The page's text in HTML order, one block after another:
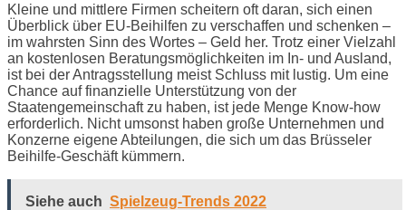
Kleine und mittlere Firmen scheitern oft daran, sich einen
Überblick über EU-Beihilfen zu verschaffen und schenken –
im wahrsten Sinn des Wortes – Geld her. Trotz einer Vielzahl
an kostenlosen Beratungsmöglichkeiten im In- und Ausland,
ist bei der Antragsstellung meist Schluss mit lustig. Um eine
Chance auf finanzielle Unterstützung von der
Staatengemeinschaft zu haben, ist jede Menge Know-how
erforderlich. Nicht umsonst haben große Unternehmen und
Konzerne eigene Abteilungen, die sich um das Brüsseler
Beihilfe-Geschäft kümmern.
Siehe auch Spielzeug-Trends 2022